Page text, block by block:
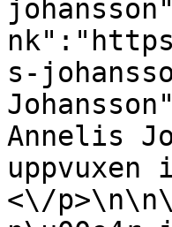
s-
Annelis
uppvuxen
<\/